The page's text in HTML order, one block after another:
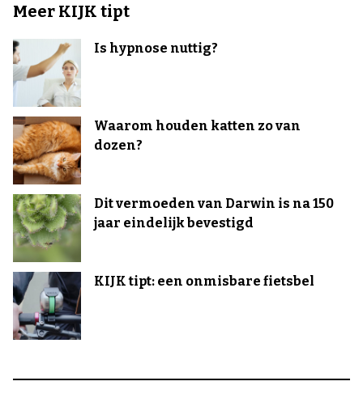
Meer KIJK tipt
Is hypnose nuttig?
Waarom houden katten zo van
dozen?
Dit vermoeden van Darwin is na 150
jaar eindelijk bevestigd
KIJK tipt: een onmisbare fietsbel